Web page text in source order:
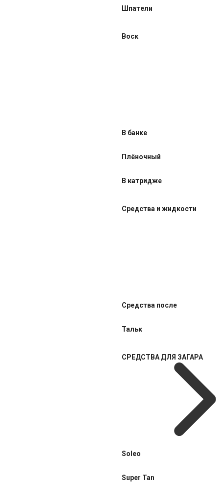
Шпатели
Воск
В банке
Плёночный
В катридже
Средства и жидкости
Средства после
Тальк
СРЕДСТВА ДЛЯ ЗАГАРА
Soleo
Super Tan